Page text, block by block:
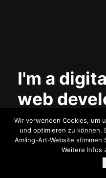
I'm a
web
Wir verwenden Cookies, um
und optimieren zu können.
Amling-Art-Website stimmen
Weitere Infos